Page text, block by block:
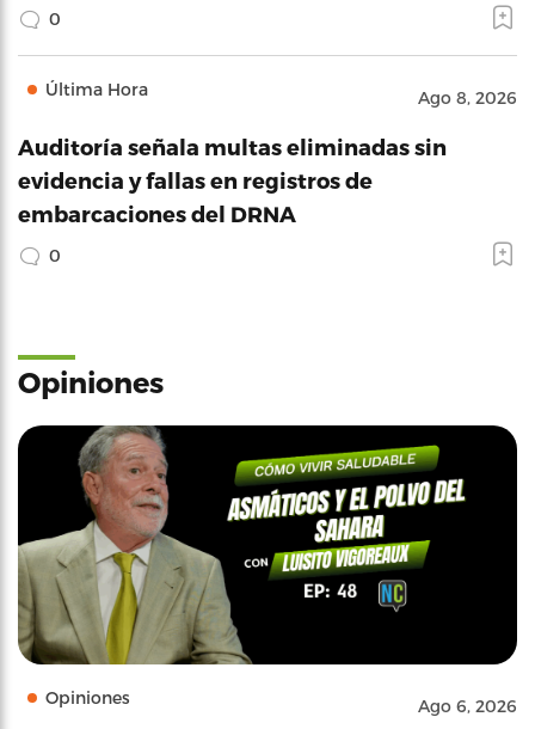
0
Última Hora Ago 8, 2026
Auditoría señala multas eliminadas sin
evidencia y fallas en registros de
embarcaciones del DRNA
0
Opiniones
Opiniones Ago 6, 2026